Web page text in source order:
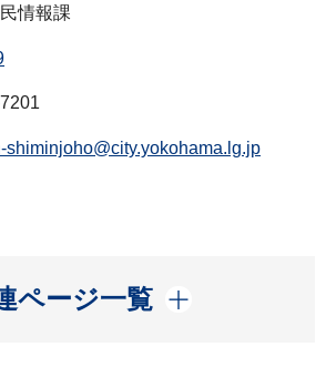
情報課
shiminjoho@city.yokohama.lg.jp
ページ一覧
開く